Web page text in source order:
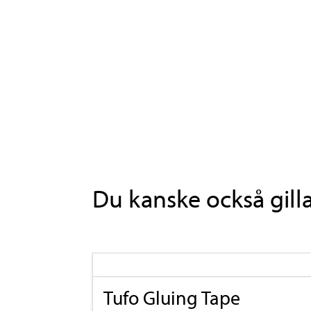
Du kanske också
Tufo Gluing Tape